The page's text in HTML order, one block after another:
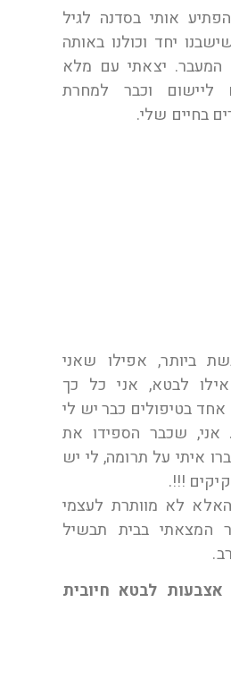
אותי בסדנה לגיל
יחד וכולנו באותה
יצאתי עם מלא
ליישום וכבר למחרת
בחיים שלי.
ביותר, אפילו שאני
לבטא, אני כל כך
בטיפולים כבר יש לי
אני, שכבר הספידו את
איתי על תרומה, לי יש
!!!.
לא מוותרת לעצמי
המצאתי בבית תבשיל
אצבעות לבטא חיובית